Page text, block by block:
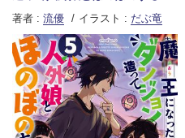
著者 : 流優 イラスト : だぶ竜